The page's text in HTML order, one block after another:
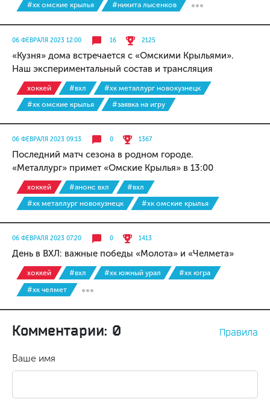
#хк омские крылья
#никита лысенков
06 ФЕВРАЛЯ 2023 12:00 16 2125
«Кузня» дома встречается с «Омскими Крыльями».
Наш экспериментальный состав и трансляция
хоккей #вхл
#хк металлург новокузнецк
#хк омские крылья
#заявка на игру
06 ФЕВРАЛЯ 2023 09:13 0 1367
Последний матч сезона в родном городе.
«Металлург» примет «Омские Крылья» в 13:00
хоккей #анонс вхл
#вхл
#хк металлург новокузнецк
#хк омские крылья
06 ФЕВРАЛЯ 2023 07:20 0 1413
День в ВХЛ: важные победы «Молота» и «Челмета»
хоккей #вхл #хк южный урал
#хк югра
#хк челмет
Комментарии: 0 Правила
Ваше имя